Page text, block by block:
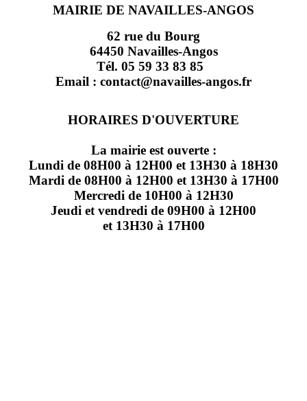
MAIRIE DE NAVAILLES-ANGOS
62 rue du Bourg
64450 Navailles-Angos
Tél. 05 59 33 83 85
Email : contact@navailles-angos.fr
HORAIRES D'OUVERTURE
La mairie est ouverte :
Lundi de 08H00 à 12H00 et 13H30 à 18H30
Mardi de 08H00 à 12H00 et 13H30 à 17H00
Mercredi de 10H00 à 12H30
Jeudi et vendredi de 09H00 à 12H00
et 13H30 à 17H00